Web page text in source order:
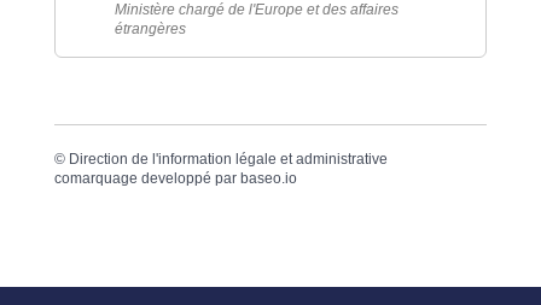
Ministère chargé de l'Europe et des affaires
étrangères
© Direction de l'information légale et administrative
comarquage developpé par baseo.io